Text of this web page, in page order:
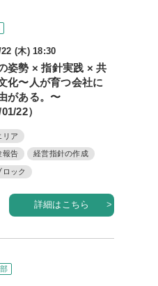
書籍紹介
丁目-1-30 谷町八木ビル4F
(木) 18:30
姿勢 × 指針実践 × 共
化〜人が育つ会社に
がある。〜
22）
リア
報告 経営指針の作成
ロック
詳細はこちら